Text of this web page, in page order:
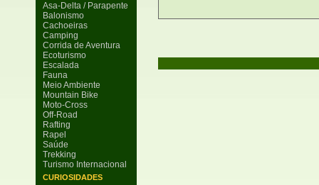
Asa-Delta / Parapente
Balonismo
Cachoeiras
Camping
Corrida de Aventura
Ecoturismo
Escalada
Fauna
Meio Ambiente
Mountain Bike
Moto-Cross
Off-Road
Rafting
Rapel
Saúde
Trekking
Turismo Internacional
CURIOSIDADES